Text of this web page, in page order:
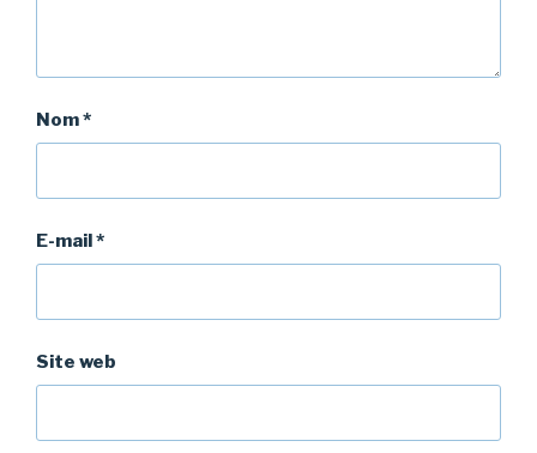
Nom*
E-mail*
Site web